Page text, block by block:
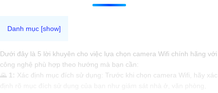
Dưới đây là 5 lời khuyên cho việc lựa chọn camera Wifi chính hãng với
công nghệ phù hợp theo hướng mà bạn cần:
🌄 1: Xác định mục đích sử dụng: Trước khi chọn camera Wifi, hãy xác